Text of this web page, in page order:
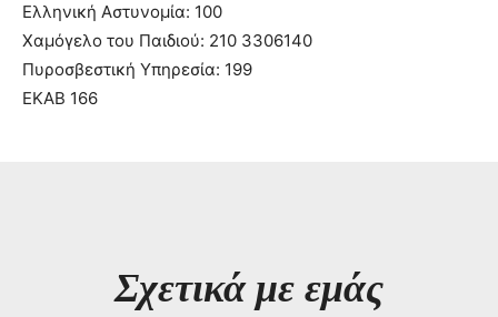
Ελληνική Αστυνομία: 100
Χαμόγελο του Παιδιού: 210 3306140
Πυροσβεστική Υπηρεσία: 199
ΕΚΑΒ 166
Σχετικά με εμάς